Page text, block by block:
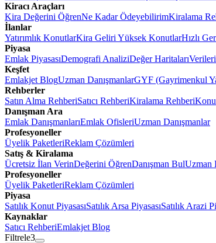
Kiracı Araçları
Kira Değerini ÖğrenNe Kadar ÖdeyebilirimKiralama
İlanlar
Yatırımlık KonutlarKira Geliri Yüksek KonutlarHızlı
Piyasa
Emlak PiyasasıDemografi AnaliziDeğer Haritaları
Keşfet
Emlakjet BlogUzman DanışmanlarGYF (Gayrimenkul
Rehberler
Satın Alma RehberiSatıcı RehberiKiralama Rehberi
Danışman Ara
Emlak DanışmanlarıEmlak OfisleriUzman Danışmanlar
Profesyoneller
Üyelik PaketleriReklam Çözümleri
Satış & Kiralama
Ücretsiz İlan VerinDeğerini ÖğrenDanışman BulUzman
Profesyoneller
Üyelik PaketleriReklam Çözümleri
Piyasa
Satılık Konut PiyasasıSatılık Arsa PiyasasıSatılık Arazi
Kaynaklar
Satıcı RehberiEmlakjet Blog
Filtrele3